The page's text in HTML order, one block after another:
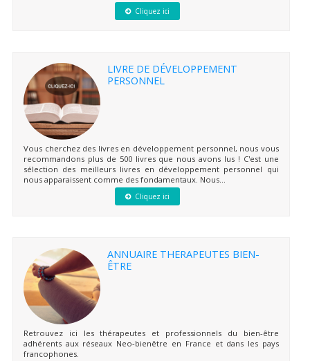
Cliquez ici
LIVRE DE DÉVELOPPEMENT
PERSONNEL
Vous cherchez des livres en développement personnel, nous vous
recommandons plus de 500 livres que nous avons lus ! C'est une
sélection des meilleurs livres en développement personnel qui
nous apparaissent comme des fondamentaux. Nous...
Cliquez ici
ANNUAIRE THERAPEUTES BIEN-
ÊTRE
Retrouvez ici les thérapeutes et professionnels du bien-être
adhérents aux réseaux Neo-bienêtre en France et dans les pays
francophones.